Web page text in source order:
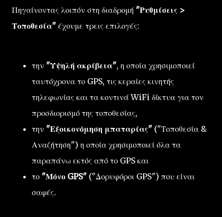
Πηγαίνοντας λοιπόν στη διαδρομή "Ρυθμίσεις >
Τοποθεσία" έχουμε τρεις επιλογές:
την "Υψηλή ακρίβεια", η οποία χρησιμοποιεί
ταυτόχρονα το GPS, τις κεραίες κινητής
τηλεφωνίας και τα κοντινά WiFi δίκτυα για τον
προσδιορισμό της τοποθεσίας,
την "Εξοικονόμηση μπαταρίας" ("Τοποθεσία &
Αναζήτηση") η οποία χρησιμοποιεί όλα τα
παραπάνω εκτός από το GPS και
το "Μόνο GPS" ("Δορυφόροι GPS") που είναι
σαφές.